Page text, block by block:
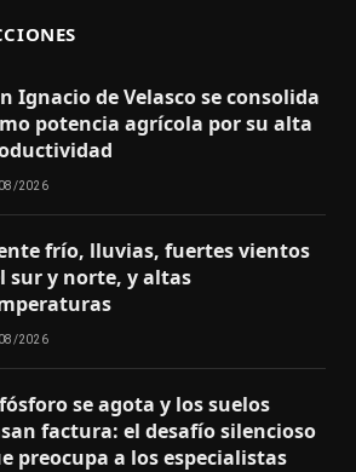
Ignacio de Velasco se consolida
potencia agrícola por su alta
2026
frío, lluvias, fuertes vientos
sur y norte, y altas
2026
se agota y los suelos
factura: el desafío silencioso
preocupa a los especialistas